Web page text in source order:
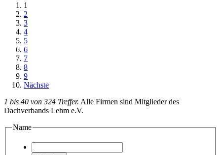
1
2
3
4
5
6
7
8
9
Nächste
1 bis 40 von 324 Treffer. Alle Firmen sind Mitglieder des
Dachverbands Lehm e.V.
Name